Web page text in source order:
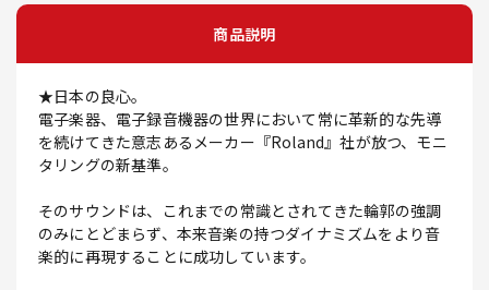
商品説明
★日本の良心。
電子楽器、電子録音機器の世界において常に革新的な先導
を続けてきた意志あるメーカー『Roland』社が放つ、モニ
タリングの新基準。
そのサウンドは、これまでの常識とされてきた輪郭の強調
のみにとどまらず、本来音楽の持つダイナミズムをより音
楽的に再現することに成功しています。